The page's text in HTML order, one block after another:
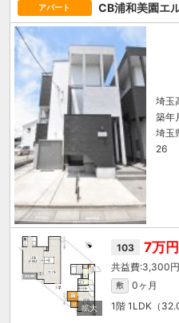
アパート CB浦和美園エ
埼玉
築年
埼玉
26
103 7万円
3,300円
敷 0ヶ月
1階 1LDK（